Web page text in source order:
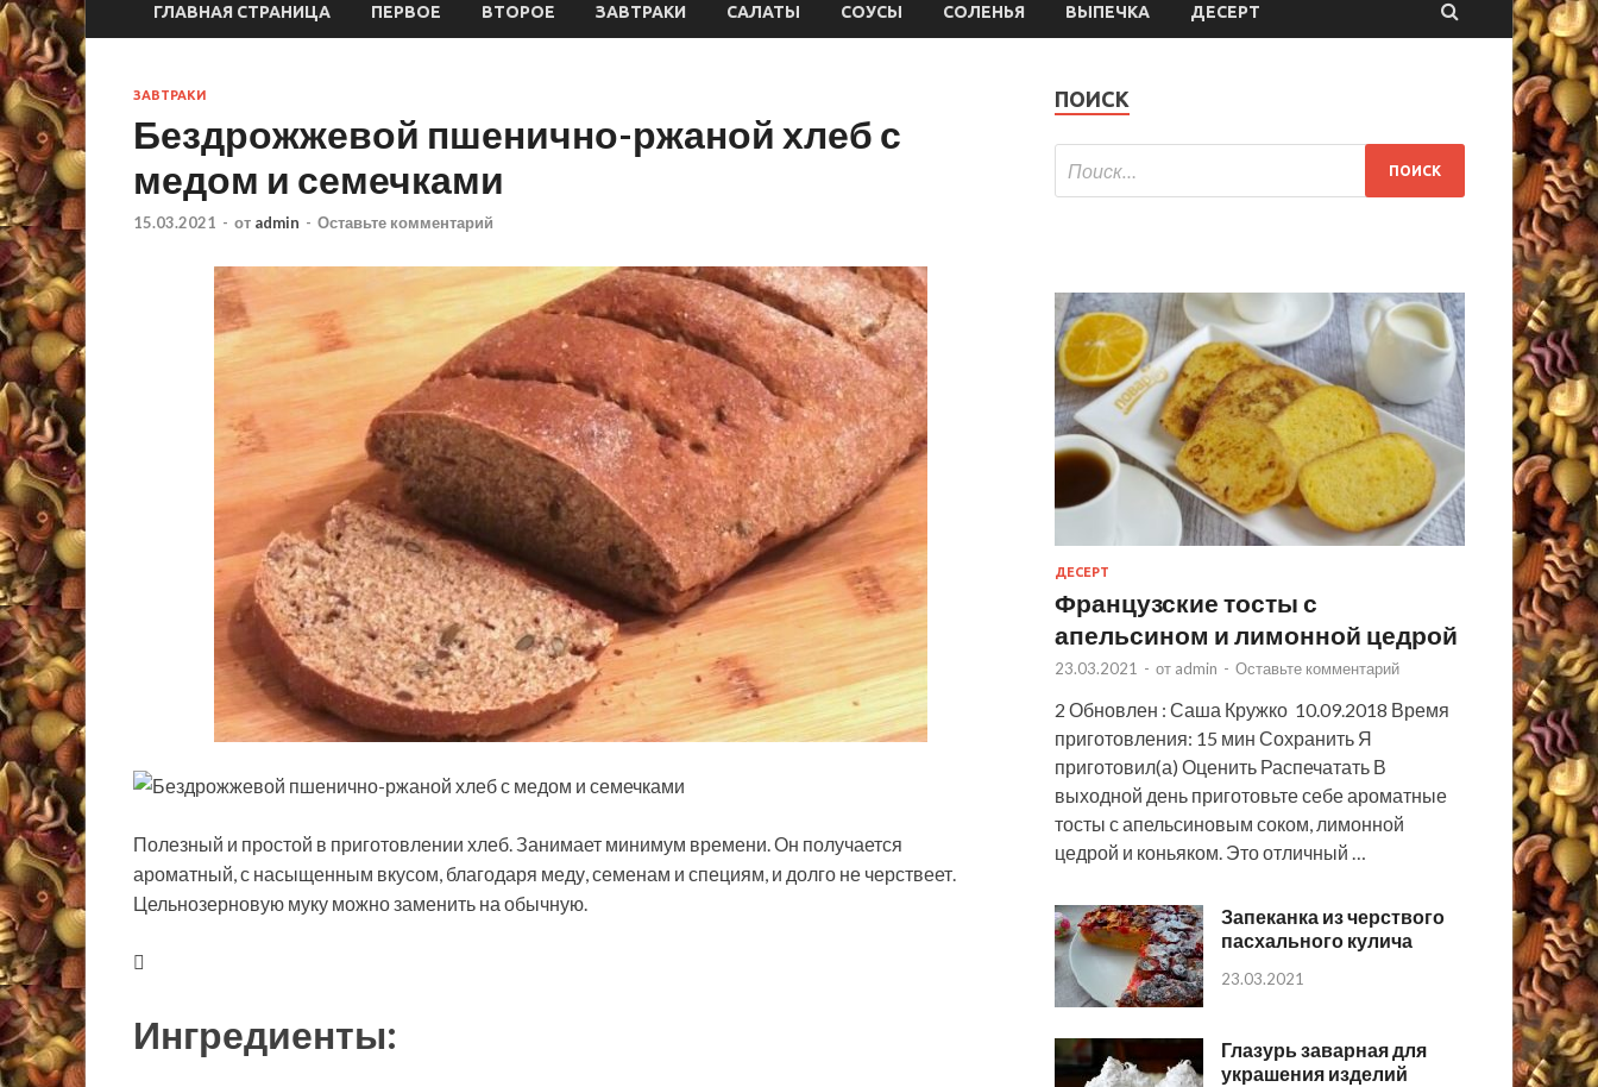
ГЛАВНАЯ СТРАНИЦА ПЕРВОЕ ВТОРОЕ ЗАВТРАКИ САЛАТЫ СОУСЫ СОЛЕНЬЯ ВЫПЕЧКА ДЕСЕРТ
ЗАВТРАКИ
Бездрожжевой пшенично-ржаной хлеб с
медом и семечками
15.03.2021 - от admin - Оставьте комментарий
Полезный и простой в приготовлении хлеб. Занимает минимум времени. Он получается
ароматный, с насыщенным вкусом, благодаря меду, семенам и специям, и долго не черствеет.
Цельнозерновую муку можно заменить на обычную.
Ингредиенты:
ПОИСК
ДЕСЕРТ
Французские тосты с
апельсином и лимонной цедрой
23.03.2021 - от admin - Оставьте комментарий
2 Обновлен : Саша Кружко 10.09.2018 Время
приготовления: 15 мин Сохранить Я
приготовил(а) Оценить Распечатать В
выходной день приготовьте себе ароматные
тосты с апельсиновым соком, лимонной
цедрой и коньяком. Это отличный …
Запеканка из черствого
пасхального кулича
23.03.2021
Глазурь заварная для
украшения изделий